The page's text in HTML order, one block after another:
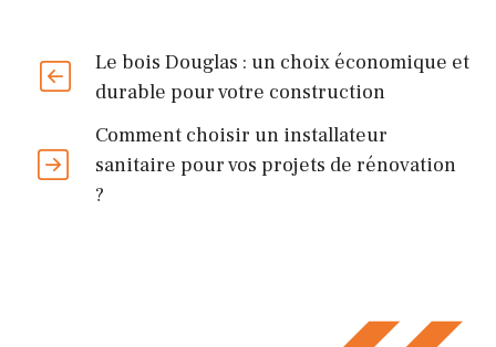
Le bois Douglas : un choix économique et
durable pour votre construction
Comment choisir un installateur
sanitaire pour vos projets de rénovation
?